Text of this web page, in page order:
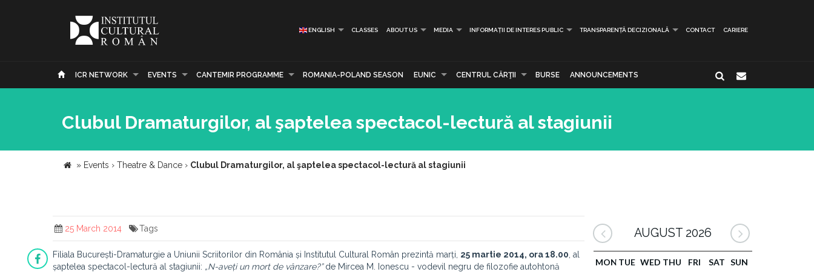
ENGLISH CLASSES ABOUT US MEDIA INFORMAȚII DE INTERES PUBLIC TRANSPARENȚĂ DECIZIONALĂ CONTACT CARIERE
ICR NETWORK EVENTS CANTEMIR PROGRAMME ROMANIA-POLAND SEASON EUNIC CENTRUL CĂRŢII BURSE ANNOUNCEMENTS
Clubul Dramaturgilor, al şaptelea spectacol-lectură al stagiunii
» Events › Theatre & Dance › Clubul Dramaturgilor, al şaptelea spectacol-lectură al stagiunii
25 March 2014 Tags
Filiala București-Dramaturgie a Uniunii Scriitorilor din România și Institutul Cultural Român prezintă marți, 25 martie 2014, ora 18.00 , al
șaptelea spectacol-lectură al stagiunii: „N-aveți un mort de vânzare?”de Mircea M. Ionescu - vodevil negru de filozofie autohtonă
AUGUST 2026
MON TUE WED THU FRI SAT SUN